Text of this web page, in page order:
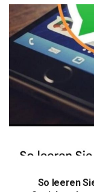
So leeren